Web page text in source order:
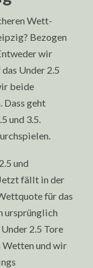
Wett-
Bezogen
wir
Under 2.5
beide
geht
und 3.5.
und
fällt in der
für das
ursprünglich
2.5 Tore
Wetten und wir